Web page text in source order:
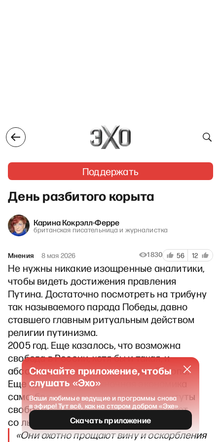
Поддержать
День разбитого корыта
Карина Кокрэлл-Ферре
британская писательница и журналистка
Мнения 8 мая 2026 1830 56 12
Не нужны никакие изощренные аналитики,
чтобы видеть достижения правления
Путина. Достаточно посмотреть на трибуну
так называемого парада Победы, давно
ставшего главным ритуальным действом
религии путинизма.
2005 год. Еще казалось, что возможна
свобода в России, хотя бы и такая, и —
абсолютно невозможна война в Европе.
Еще казалось, что рыночная экономика
сама, без усилий, сформирует институты
свободы и демократии. Агнец возляжет
со львом.
«Они охотно прощают вину и оскорбления
Скачайте приложение, чтобы
слушать «Эхо»
Ваши любимые ведущие и программы снова
в эфире! Тут всё, как на старом добром «Эхе»
Скачать приложение